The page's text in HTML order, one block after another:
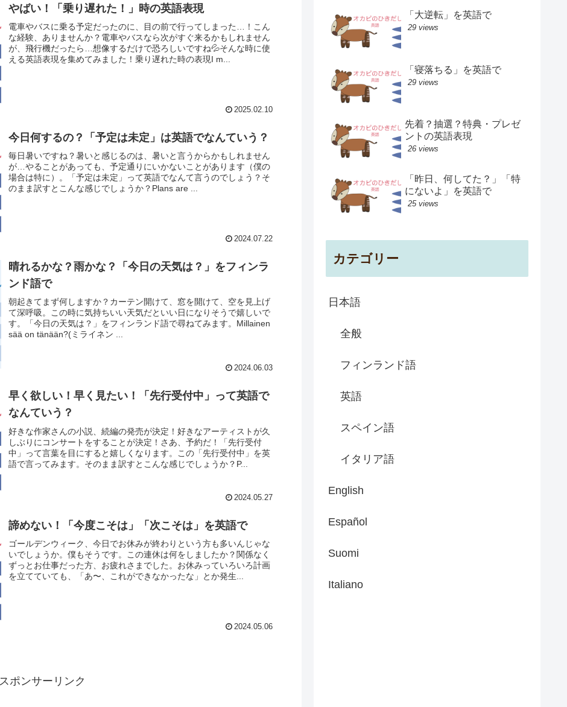
やばい！「乗り遅れた！」時の英語表現
電車やバスに乗る予定だったのに、目の前で行ってしまった…！こん
な経験、ありませんか？電車やバスなら次がすぐ来るかもしれません
が、飛行機だったら…想像するだけで恐ろしいですね💦そんな時に使
える英語表現を集めてみました！乗り遅れた時の表現I m...
2025.02.10
今日何するの？「予定は未定」は英語でなんていう？
毎日暑いですね？暑いと感じるのは、暑いと言うからかもしれません
が…やることがあっても、予定通りにいかないことがあります（僕の
場合は特に）。「予定は未定」って英語でなんて言うのでしょう？そ
のまま訳すとこんな感じでしょうか？Plans are ...
2024.07.22
晴れるかな？雨かな？「今日の天気は？」をフィンラ
ンド語で
朝起きてまず何しますか？カーテン開けて、窓を開けて、空を見上げ
て深呼吸。この時に気持ちいい天気だといい日になりそうで嬉しいで
す。「今日の天気は？」をフィンランド語で尋ねてみます。Millainen
sää on tänään?(ミライネン ...
2024.06.03
早く欲しい！早く見たい！「先行受付中」って英語で
なんていう？
好きな作家さんの小説、続編の発売が決定！好きなアーティストが久
しぶりにコンサートをすることが決定！さあ、予約だ！「先行受付
中」って言葉を目にすると嬉しくなります。この「先行受付中」を英
語で言ってみます。そのまま訳すとこんな感じでしょうか？P...
2024.05.27
諦めない！「今度こそは」「次こそは」を英語で
ゴールデンウィーク、今日でお休みが終わりという方も多いんじゃな
いでしょうか。僕もそうです。この連休は何をしましたか？関係なく
ずっとお仕事だった方、お疲れさまでした。お休みっていろいろ計画
を立てていても、「あ〜、これができなかったな」とか発生...
2024.05.06
スポンサーリンク
「大逆転」を英語で
29 views
「寝落ちる」を英語で
29 views
先着？抽選？特典・プレゼ
ントの英語表現
26 views
「昨日、何してた？」「特
にないよ」を英語で
25 views
カテゴリー
日本語
全般
フィンランド語
英語
スペイン語
イタリア語
English
Español
Suomi
Italiano